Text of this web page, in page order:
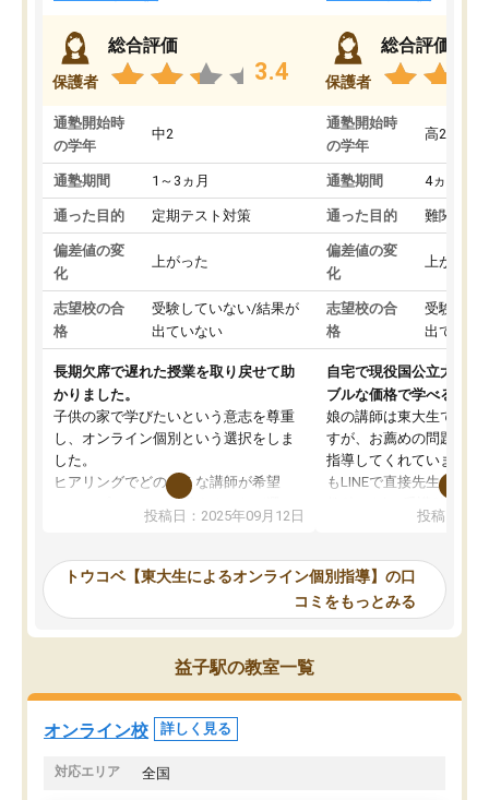
保護者
総合評価
3.4
通塾開始時
の学年
中2
通塾期間 1～3ヵ月
通った目的 定期テスト対策
偏差値の変
化
上がった
志望校の合
格
受験していない/結果が
出ていない
長期欠席で遅れた授業を取り戻せて助
かりました。
子供の家で学びたいという意志を尊重
し、オンライン個別という選択をしま
した。
ヒアリングでどのような講師が希望
か、オプションは付帯するかなど選ぶ
事が出来ました。
ーティングを行い、その講師で良いか
見てから講師を決定する事ができま
す。
うちの子は、初回面談の講師の方で決
オンラインツールを使用した単語帳の
共有があり宿題もそちらで出される形
でした。
投稿日：2025年09月12日
保護者
総合評価
通塾開始時
の学年
高2
通塾期間 4ヵ月～1
通った目的 難関私立
偏差値の変
化
上がった
志望校の合
格
受験して
出ていな
自宅で現役国公立大学生
ブルな価格で学べる
娘の講師は東大生では無
すが、お薦めの問題集や
指導してくれています。
もLINEで直接先生に質問
めれるので、個人に合
いなのがあり(有料)、受
ことをどんなスケジュー
くか相談したのですが、
ち期待したものではなく
くなってきたようなので
投稿日：
トウコベ【東大生によるオンライン個別指導】の口
コミをもっとみる
益子駅の教室一覧
オンライン校 詳しく見る
対応エリア 全国